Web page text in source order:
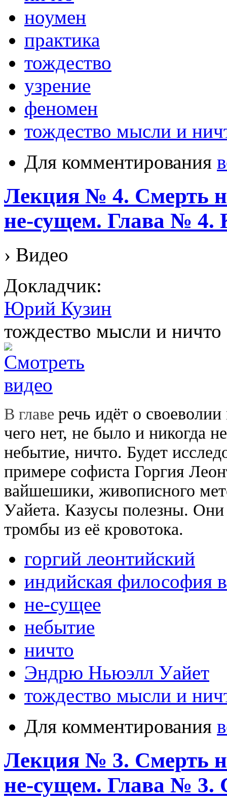
ноумен
практика
тождество
узрение
феномен
тождество мысли и
Для комментирования
Лекция № 4. Смерть
не-сущем. Глава №
› Видео
Докладчик:
Юрий Кузин
тождество мысли и ничто
В главе речь идёт о
чего нет, не было и никогда
небытие, ничто. Будет
примере софиста Горгия
вайшешики, живописного
Уайета. Казусы полезны.
тромбы из её кровотока.
горгий леонтийский
индийская философия
не-сущее
небытие
ничто
Эндрю Ньюэлл Уайет
тождество мысли и
Для комментирования
Лекция № 3. Смерть
не-сущем. Глава №